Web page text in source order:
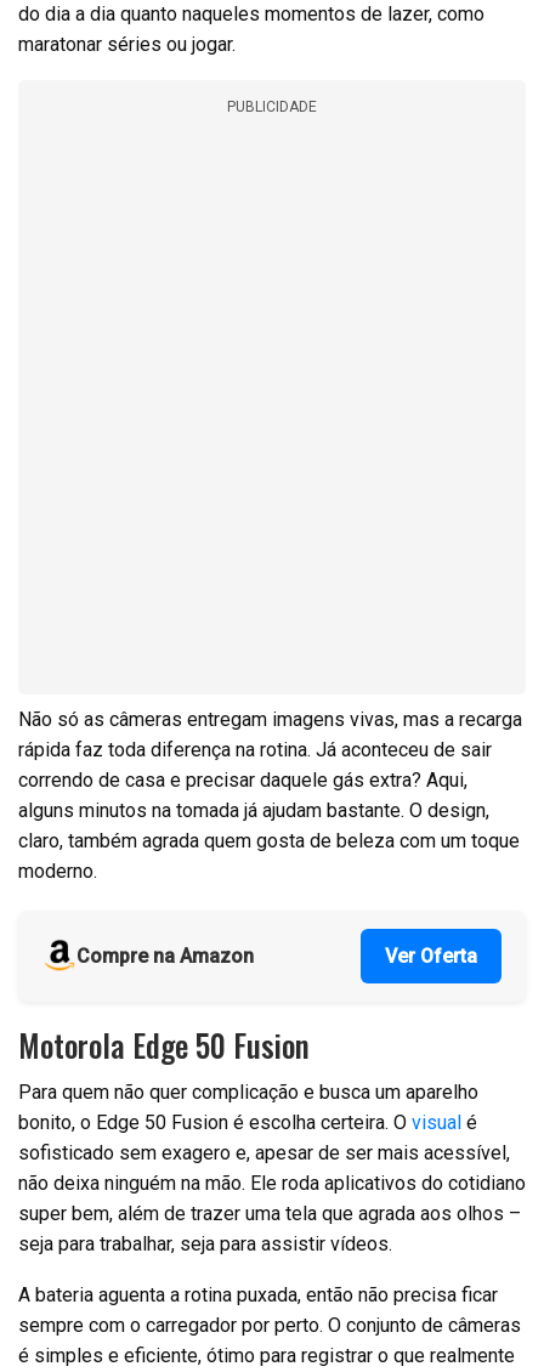
do dia a dia quanto naqueles momentos de lazer, como
maratonar séries ou jogar.
PUBLICIDADE
Não só as câmeras entregam imagens vivas, mas a recarga
rápida faz toda diferença na rotina. Já aconteceu de sair
correndo de casa e precisar daquele gás extra? Aqui,
alguns minutos na tomada já ajudam bastante. O design,
claro, também agrada quem gosta de beleza com um toque
moderno.
Compre na Amazon Ver Oferta
Motorola Edge 50 Fusion
Para quem não quer complicação e busca um aparelho
bonito, o Edge 50 Fusion é escolha certeira. O visual é
sofisticado sem exagero e, apesar de ser mais acessível,
não deixa ninguém na mão. Ele roda aplicativos do cotidiano
super bem, além de trazer uma tela que agrada aos olhos –
seja para trabalhar, seja para assistir vídeos.
A bateria aguenta a rotina puxada, então não precisa ficar
sempre com o carregador por perto. O conjunto de câmeras
é simples e eficiente, ótimo para registrar o que realmente